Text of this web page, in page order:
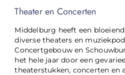
Theater en Concerten
Middelburg heeft een
diverse theaters en
Concertgebouw en
het hele jaar door een
theaterstukken, concerten en